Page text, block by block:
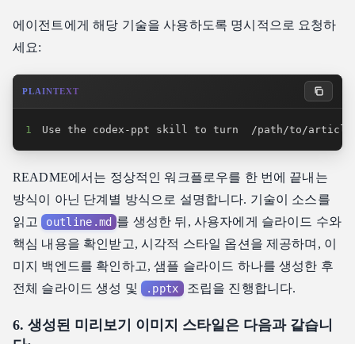
에이전트에게 해당 기술을 사용하도록 명시적으로 요청하
세요:
PLAINTEXT
1 Use the codex-ppt skill to turn  /path/to/
README에서는 정상적인 워크플로우를 한 번에 끝내는
방식이 아닌 단계별 방식으로 설명합니다. 기술이 소스를
읽고 outline.md 를 생성한 뒤, 사용자에게 슬라이드 수와
핵심 내용을 확인받고, 시각적 스타일 옵션을 제공하며, 이
미지 백엔드를 확인하고, 샘플 슬라이드 하나를 생성한 후
전체 슬라이드 생성 및 .pptx 조립을 진행합니다.
6. 생성된 미리보기 이미지 스타일은 다음과 같습니